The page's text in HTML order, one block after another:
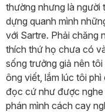
thường nhưng là người
dựng quanh mình
với Sartre. Phải chăng
thích thứ họ chưa có
sống trưởng giả nên
ông viết, lắm lúc tôi
đọc cứ như được
phán mình cách cay